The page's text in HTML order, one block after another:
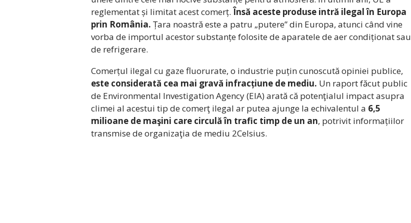
reglementat și limitat acest comerț.Însă aceste produse intră ilegal în Europa
prin România. Țara noastră este a patru „putere” din Europa, atunci când vine
vorba de importul acestor substanțe folosite de aparatele de aer condiționat sau
de refrigerare.
Comerțul ilegal cu gaze fluorurate, o industrie puțin cunoscută opiniei publice,
este considerată cea mai gravă infracțiune de mediu. Un raport făcut public
de Environmental Investigation Agency (EIA) arată că potenţialul impact asupra
climei al acestui tip de comerţ ilegal ar putea ajunge la echivalentul a 6,5
milioane de maşini care circulă în trafic timp de un an, potrivit informațiilor
transmise de organizaţia de mediu 2Celsius.